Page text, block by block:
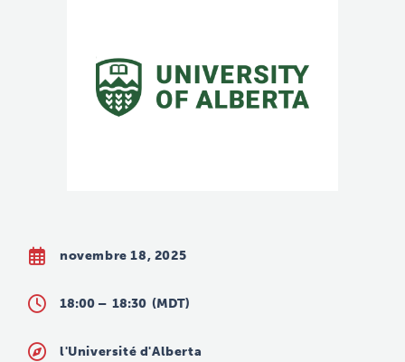
novembre 18, 2025
18:00 – 18:30 (MDT)
l'Université d'Alberta